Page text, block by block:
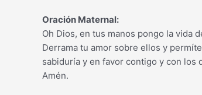
Oración Maternal:
Oh Dios, en tus manos pongo la vida
Derrama tu amor sobre ellos y
sabiduría y en favor contigo y con los
Amén.